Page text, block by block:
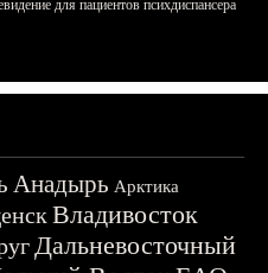
для пациентов психдиспансера
Анадырь Арктика
Владивосток
Дальневосточный